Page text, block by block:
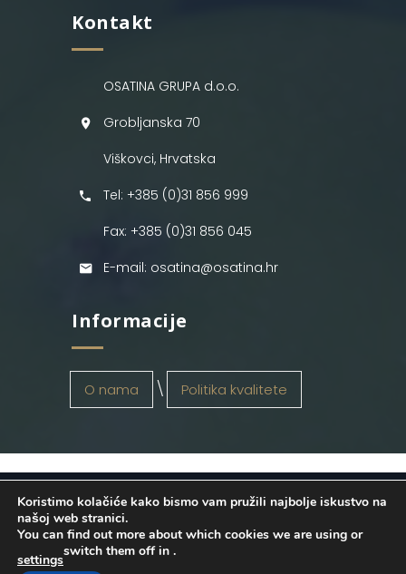
Kontakt
OSATINA GRUPA d.o.o.
Grobljanska 70
Viškovci, Hrvatska
Tel: +385 (0)31 856 999
Fax: +385 (0)31 856 045
E-mail: osatina@osatina.hr
Informacije
O nama Politika kvalitete
OSATINA GRUPA d.o.o. 2026
. Configured
byINFOS Osijek. Sva prava pridržana.
Koristimo kolačiće kako bismo vam pružili najbolje iskustvo na
našoj web stranici.
You can find out more about which cookies we are using or
switch them off in
settings
.